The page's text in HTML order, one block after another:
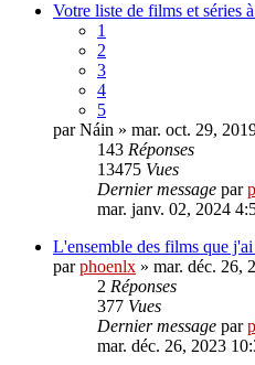
Votre liste de films et séries
1
2
3
4
5
parNáin » mar. oct. 29,
143 Réponses
13475 Vues
Dernier message par
mar. janv. 02, 2024
L'ensemble des films que
parphoenlx » mar. déc. 26,
2 Réponses
377 Vues
Dernier message par
mar. déc. 26, 2023